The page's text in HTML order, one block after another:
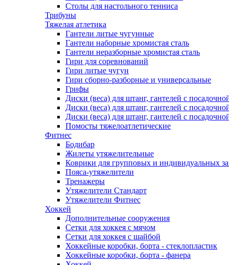
Столы для настольного тенниса
Трибуны
Тяжелая атлетика
Гантели литые чугунные
Гантели наборные хромистая сталь
Гантели неразборные хромистая сталь
Гири для соревнований
Гири литые чугун
Гири сборно-разборные и универсальные
Грифы
Диски (веса) для штанг, гантелей с
Диски (веса) для штанг, гантелей с
Диски (веса) для штанг, гантелей с
Помосты тяжелоатлетические
Фитнес
Бодибар
Жилеты утяжелительные
Коврики для групповых и индивидуальных
Пояса-утяжелители
Тренажеры
Утяжелители Стандарт
Утяжелители Фитнес
Хоккей
Дополнительные сооружения
Сетки для хоккея с мячом
Сетки для хоккея с шайбой
Хоккейные коробки, борта - стеклопластик
Хоккейные коробки, борта - фанера